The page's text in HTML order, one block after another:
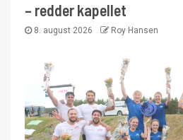
– redder kapellet
8. august 2026 Roy Hansen